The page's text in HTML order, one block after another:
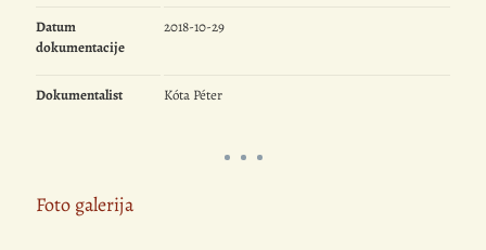
Datum
dokumentacije
2018-10-29
Dokumentalist Kóta Péter
Foto galerija